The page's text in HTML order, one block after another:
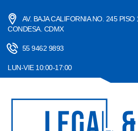
AV. BAJA CALIFORNIA NO. 245
CONDESA. CDMX
55 9462 9893
LUN-VIE 10:00-17:00